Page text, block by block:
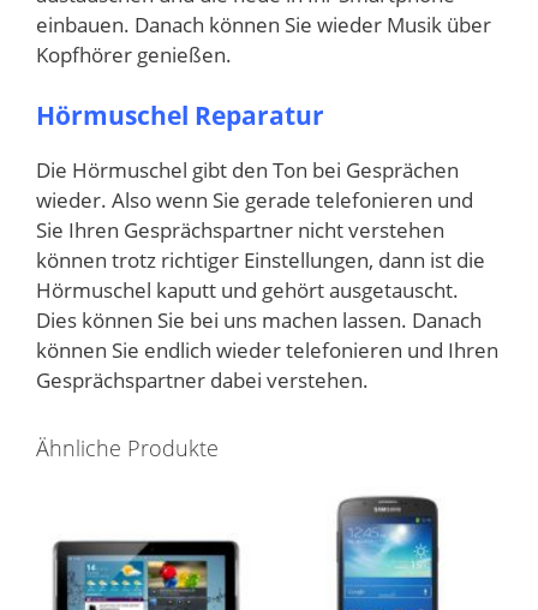
einbauen. Danach können Sie wieder Musik über
Kopfhörer genießen.
Hörmuschel Reparatur
Die Hörmuschel gibt den Ton bei Gesprächen
wieder. Also wenn Sie gerade telefonieren und
Sie Ihren Gesprächspartner nicht verstehen
können trotz richtiger Einstellungen, dann ist die
Hörmuschel kaputt und gehört ausgetauscht.
Dies können Sie bei uns machen lassen. Danach
können Sie endlich wieder telefonieren und Ihren
Gesprächspartner dabei verstehen.
Ähnliche Produkte